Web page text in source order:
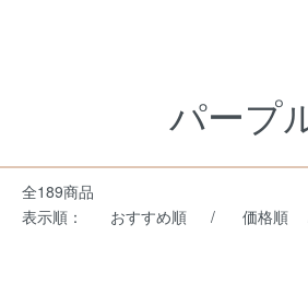
パープ
全189商品
表示順：
おすすめ順 / 価格順